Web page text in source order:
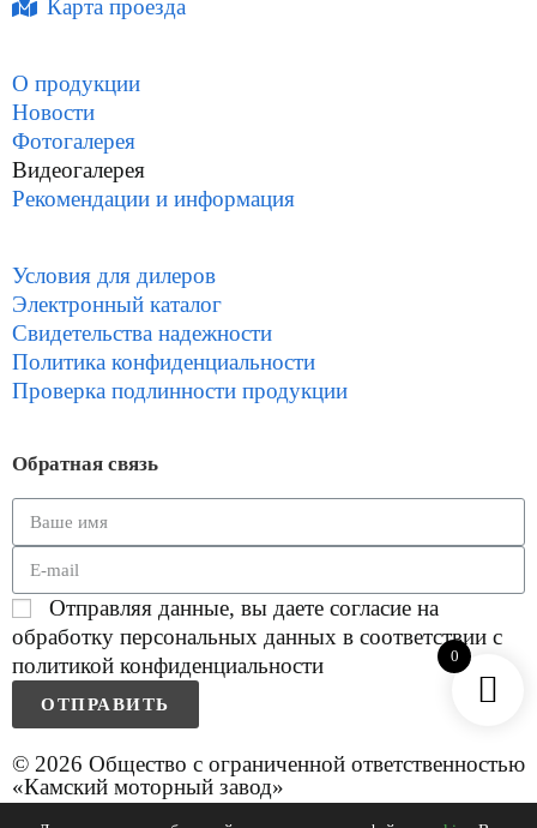
Карта проезда
О продукции
Новости
Фотогалерея
Видеогалерея
Рекомендации и информация
Условия для дилеров
Электронный каталог
Свидетельства надежности
Политика конфиденциальности
Проверка подлинности продукции
Обратная связь
Отправляя данные, вы даете согласие на
обработку персональных данных в соответствии с
политикой конфиденциальности
ОТПРАВИТЬ
© 2026 Общество с ограниченной ответственностью
«Камский моторный завод»
0